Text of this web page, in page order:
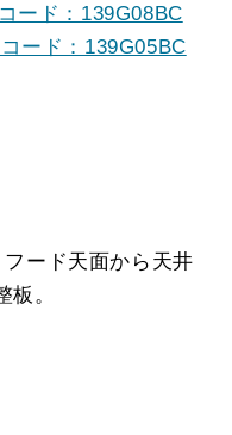
ード：139G08BC
ード：139G05BC
ード天面から天井
。